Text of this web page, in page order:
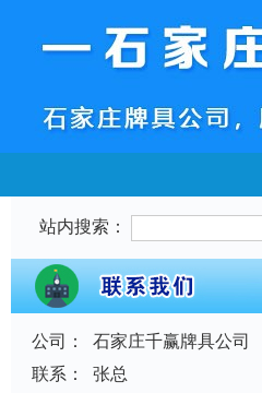
站内搜索：
公司：
石家庄千赢牌具公司
联系：
张总